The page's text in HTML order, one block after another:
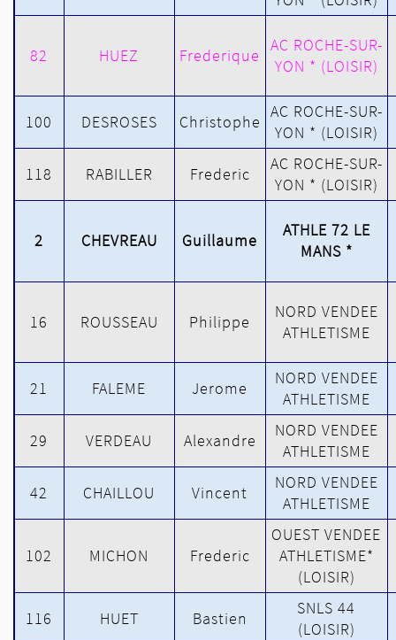
82 HUEZ Frederique
AC ROCHE-SUR-
YON * (LOISIR)
100 DESROSES Christophe
AC ROCHE-SUR-
YON * (LOISIR)
118 RABILLER Frederic
AC ROCHE-SUR-
YON * (LOISIR)
2 CHEVREAU Guillaume
ATHLE 72 LE
MANS *
16 ROUSSEAU Philippe
NORD VENDEE
ATHLETISME
21 FALEME Jerome
NORD VENDEE
ATHLETISME
29 VERDEAU Alexandre
NORD VENDEE
ATHLETISME
42 CHAILLOU Vincent
NORD VENDEE
ATHLETISME
102 MICHON Frederic
OUEST VENDEE
ATHLETISME*
(LOISIR)
116 HUET Bastien
SNLS 44
(LOISIR)